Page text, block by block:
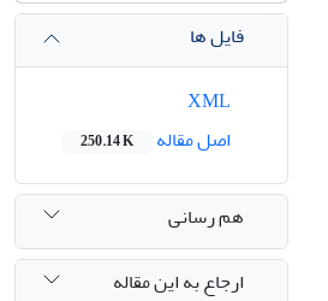
فایل ها
اصل مقاله
250.14 K
هم رسانی
ارجاع به این مقاله